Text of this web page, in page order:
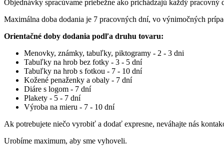
Objednávky spracúvame priebežne ako prichádzajú každý pracovný
Maximálna doba dodania je 7 pracovných dní, vo výnimočných
Orientačné doby dodania podľa druhu tovaru:
Menovky, známky, tabuľky, piktogramy - 2 - 3 dni
Tabuľky na hrob bez fotky - 3 - 5 dní
Tabuľky na hrob s fotkou - 7 - 10 dní
Kožené penaženky a obaly - 7 dní
Diáre s logom - 7 dní
Plakety - 5 - 7 dní
Výroba na mieru - 7 - 10 dní
Ak potrebujete niečo vyrobiť a dodať expresne, neváhajte nás
Urobíme maximum, aby sme vyhoveli.